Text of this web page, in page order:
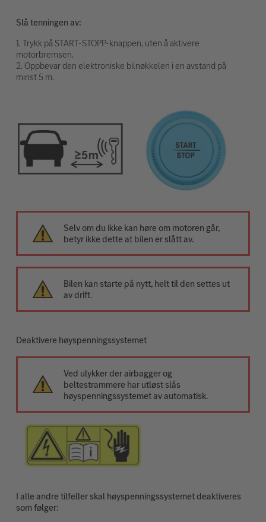
Slå tenningen av:
1. Trykk på START-STOPP-knappen, uten å aktivere
motorbremsen.
2. Oppbevar den elektroniske bilnøkkelen i en avstand på
minst 5 m.
Selv om du ikke kan høre om motoren går,
betyr ikke dette at bilen er slått av.
Bilen kan starte på nytt, helt til den settes ut
av drift.
Deaktivere høyspenningssystemet
Ved ulykker der airbagger og
beltestrammere har utløst slås
høyspenningssystemet av automatisk.
I alle andre tilfeller skal høyspenningssystemet deaktiveres
som følger: